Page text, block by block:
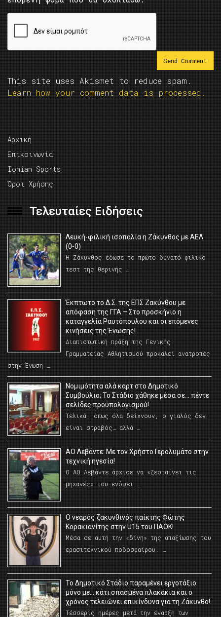
This site uses Akismet to reduce spam.
Learn how your comment data is processed.
Αρχική
Επικοινωνία
Ionian Sports
Όροι Χρήσης
Τελευταίες Ειδήσεις
Λευκή-φιλική ισοπαλία η Ζάκυνθος με ΑΕΛ
(0-0)
Η Ζάκυνθος έδωσε το πρώτο δυνατό φιλικό
τεστ της θερινής …
Έκπτωτο το Δ.Σ. της ΕΠΣ Ζακύνθου με
απόφαση της ΓΓΑ – Στο προσκήνιο η
καταγγελία Ραυτόπουλου και οι επόμενες
κινήσεις της Ένωσης!
Διαπιστωτική πράξη της Γενικής
Γραμματείας Αθλητισμού προκαλεί ανατροπές
στην Ένωση …
Νομιμότητα αλά καρτ στο Δημοτικό
Συμβούλιο; Το Στάδιο χάθηκε μέσα σε… πέντε
σελίδες προϋπολογισμού!
Τελικά, όπως όλα δείχνουν, ο γιαλός δεν
είναι στραβός… αλλά …
ΑΟ Λεβάντε: Με τον Χρήστο Γερολυμάτο στην
τεχνική ηγεσία!
Ο ΑΟ Λεβάντε άρχισε να «ζεσταίνει τις
μηχανές» του ενόψει …
O νεαρός ζακυνθινός παίκτης Φώτης
Κορακιανίτης στην U15 του ΠΑΟΚ!
Μέσα σε αυτή την «δίνη» της απαξίωσης του
ερασιτεχνικού ποδοσφαίρου. …
Το Δημοτικό Στάδιο παραμένει εργοτάξιο
μόνο με… κάτι σπασμένα πλακάκια και ο
χρόνος τελειώνει επικίνδυνα για τη Ζάκυνθο!
Τέσσερις ημέρες μετά την έναρξη των